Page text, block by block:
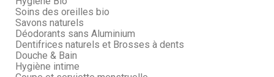
Soins des oreilles bio
Savons naturels
Déodorants sans Aluminium
Dentifrices naturels et Brosses à dents
Douche & Bain
Hygiène intime